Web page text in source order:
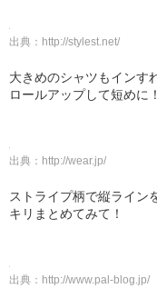
出典： http://stylest.net/
大きめのシャツもインす
ロールアップして短めに！
出典： http://wear.jp/
ストライプ柄で縦ライン
キリまとめてみて！
出典： http://www.pal-blog.jp/